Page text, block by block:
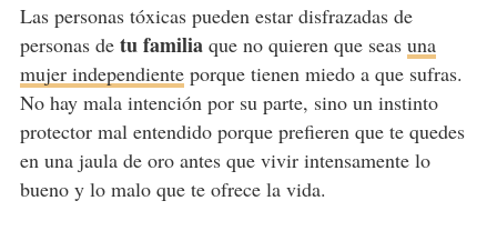
Las personas tóxicas pueden estar disfrazadas de
personas de tu familiaque no quieren que seas una
mujer independienteporque tienen miedo a que sufras.
No hay mala intención por su parte, sino un instinto
protector mal entendido porque prefieren que te quedes
en una jaula de oro antes que vivir intensamente lo
bueno y lo malo que te ofrece la vida.